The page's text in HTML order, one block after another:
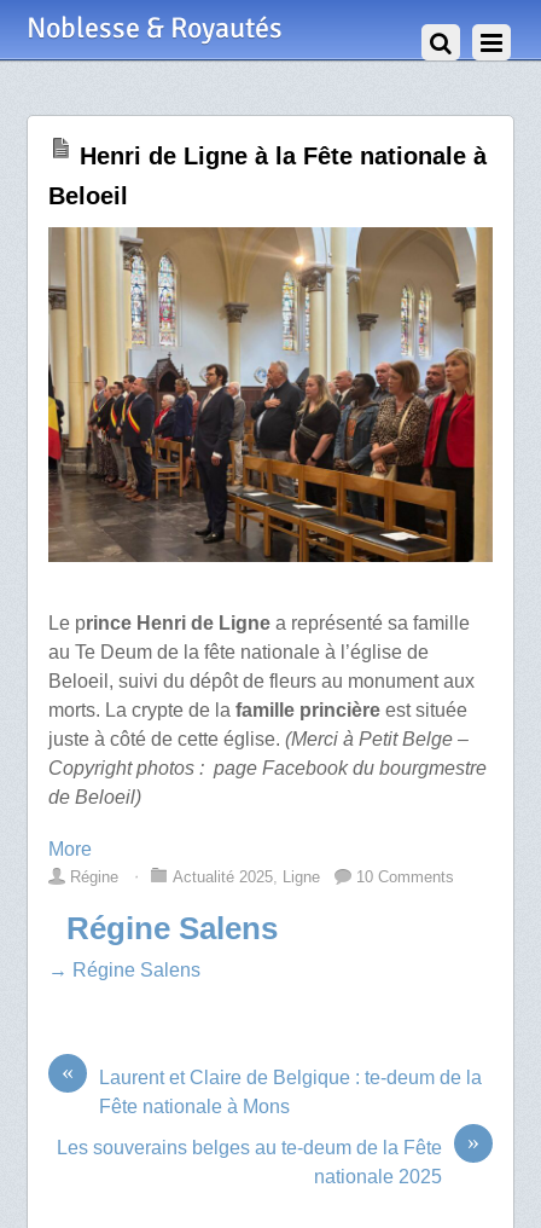
Noblesse & Royautés
Henri de Ligne à la Fête nationale à
Beloeil
Le prince Henri de Lignea représenté sa famille
au Te Deum de la fête nationale à l’église de
Beloeil, suivi du dépôt de fleurs au monument aux
morts. La crypte de la famille princièreest située
juste à côté de cette église. (Merci à Petit Belge –
Copyright photos : page Facebook du bourgmestre
de Beloeil)
More
Régine ⋅ Actualité 2025, Ligne 10 Comments
Régine Salens
→ Régine Salens
«
Laurent et Claire de Belgique : te-deum de la
Fête nationale à Mons
»
Les souverains belges au te-deum de la Fête
nationale 2025